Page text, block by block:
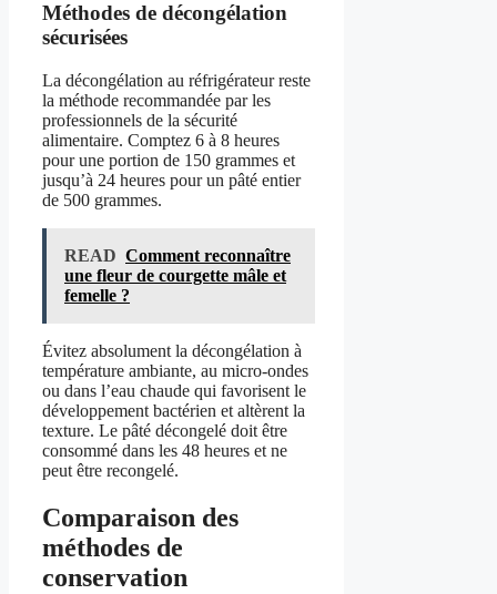
Méthodes de décongélation
sécurisées
La décongélation au réfrigérateur reste
la méthode recommandée par les
professionnels de la sécurité
alimentaire. Comptez 6 à 8 heures
pour une portion de 150 grammes et
jusqu’à 24 heures pour un pâté entier
de 500 grammes.
READ Comment reconnaître
une fleur de courgette mâle et
femelle ?
Évitez absolument la décongélation à
température ambiante, au micro-ondes
ou dans l’eau chaude qui favorisent le
développement bactérien et altèrent la
texture. Le pâté décongelé doit être
consommé dans les 48 heures et ne
peut être recongelé.
Comparaison des
méthodes de
conservation